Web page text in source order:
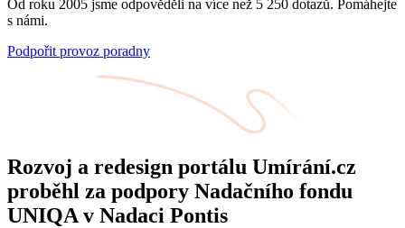
Od roku 2005 jsme odpověděli na více než 5 250 dotazů. Pomáhejte
s námi.
Podpořit provoz poradny
Rozvoj a redesign portálu Umírání.cz
proběhl za podpory Nadačního fondu
UNIQA v Nadaci Pontis